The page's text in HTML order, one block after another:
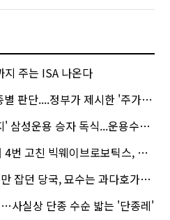
주는 ISA 나온다
정부가 제시한 '주가 누르기' 방지법
승자 독식...운용수익 미래에셋의 6배
친 빅웨이브로보틱스, 수요예측
던 당국, 묘수는 과다호가부담금?
사실상 단종 수순 밟는 '단종레'